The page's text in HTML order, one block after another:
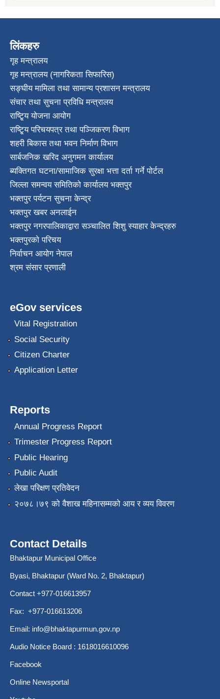
लिंकहरु
गृह मन्त्रालय
गृह मन्त्रालय (नागरिकता सिफारिस)
सङ्घीय मामिला तथा सामान्य प्रशासन मन्त्रालय
संचार तथा सुचना प्रविधि मन्त्रालय
राष्टि्ृय योजना आयोग
राष्टि्ृय परिचयपत्र तथा पञ्जिकरण विभाग
शहरी बिकास तथा भवन निर्माण विभाग
सार्बजनिक खरिद अनुगमन कार्यालय
ब्यक्तिगत घटना/सामाजिक सुरक्षा भत्ता दर्ता गर्ने पोर्टल
जिल्ला समन्वय समितिको कार्यालय भक्तपुर
भक्तपुर पर्यटन सुचना केन्द्र
भक्तपुर खबर अनलाईन
भक्तपुर नगरपालिकाद्वारा सञ्चालित शिशु स्याहार केन्द्रहरु
भक्तपुरकाे परिचय
निर्वाचन आयोग नेपाल
श्रम संसार प्रणाली
eGov services
Vital Registration
Social Security
Citizen Charter
Application Letter
Reports
Annual Progress Report
Trimester Progress Report
Public Hearing
Public Audit
लेखा परिक्षण प्रतिवेदन
२०७८।७९ को वैशाख महिनासम्मको आय र व्यय विवरण
Contact Details
Bhaktapur Municipal Office
Byasi, Bhaktapur (Ward No. 2, Bhaktapur)
Contact +977-016613957
Fax: +977-016613206
Email: info@bhaktapurmun.gov.np
Audio Notice Board : 1618016610096
Facebook
Online Newsportal